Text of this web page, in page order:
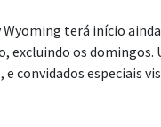
Wyoming terá início
excluindo os
convidados especiais